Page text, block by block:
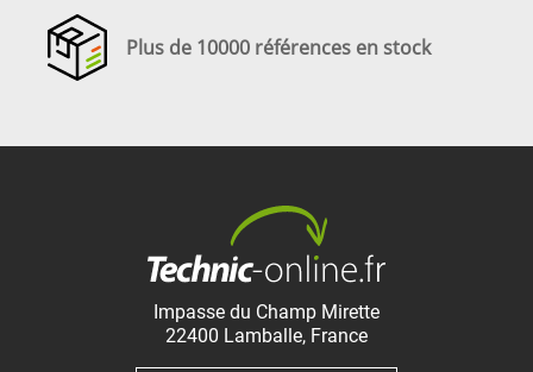
Plus de 10000 références en stock
Impasse du Champ Mirette
22400 Lamballe, France